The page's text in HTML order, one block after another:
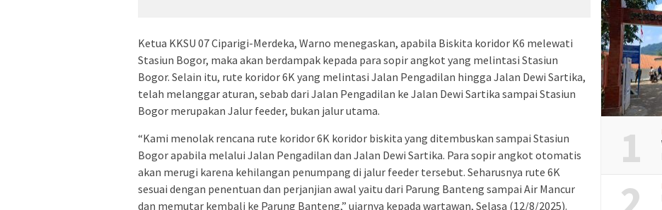
Ketua KKSU 07 Ciparigi-Merdeka, Warno menegaskan, apabila Biskita koridor K6 melewati
Stasiun Bogor, maka akan berdampak kepada para sopir angkot yang melintasi Stasiun
Bogor. Selain itu, rute koridor 6K yang melintasi Jalan Pengadilan hingga Jalan Dewi Sartika,
telah melanggar aturan, sebab dari Jalan Pengadilan ke Jalan Dewi Sartika sampai Stasiun
Bogor merupakan Jalur feeder, bukan jalur utama.
“Kami menolak rencana rute koridor 6K koridor biskita yang ditembuskan sampai Stasiun
Bogor apabila melalui Jalan Pengadilan dan Jalan Dewi Sartika. Para sopir angkot otomatis
akan merugi karena kehilangan penumpang di jalur feeder tersebut. Seharusnya rute 6K
sesuai dengan penentuan dan perjanjian awal yaitu dari Parung Banteng sampai Air Mancur
dan memutar kembali ke Parung Banteng,” ujarnya kepada wartawan, Selasa (12/8/2025).
1